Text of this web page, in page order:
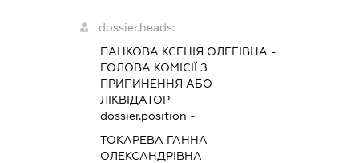
dossier.heads:
ПАНКОВА КСЕНІЯ ОЛЕГІВНА -
ГОЛОВА КОМІСІЇ З
ПРИПИНЕННЯ АБО
ЛІКВІДАТОР
dossier.position -
ТОКАРЕВА ГАННА
ОЛЕКСАНДРІВНА -